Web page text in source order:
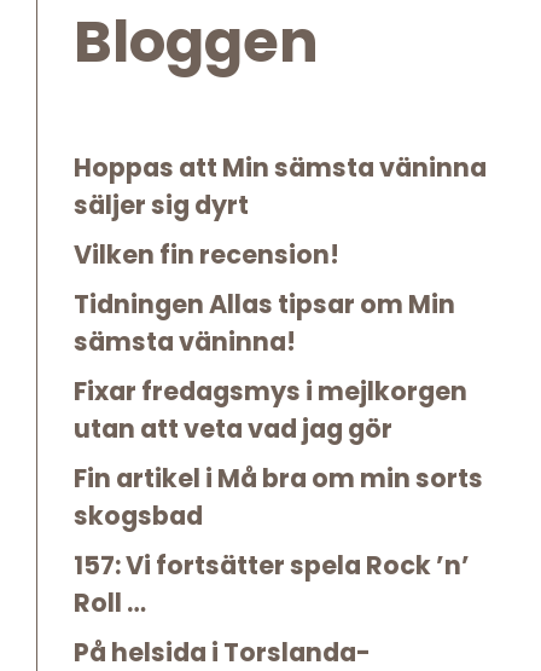
Bloggen
Hoppas att Min sämsta väninna
säljer sig dyrt
Vilken fin recension!
Tidningen Allas tipsar om Min
sämsta väninna!
Fixar fredagsmys i mejlkorgen
utan att veta vad jag gör
Fin artikel i Må bra om min sorts
skogsbad
157: Vi fortsätter spela Rock ’n’
Roll …
På helsida i Torslanda-